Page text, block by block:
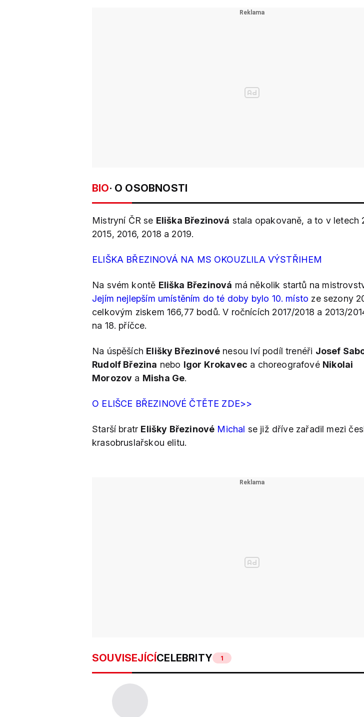
BIO· O OSOBNOSTI
Mistryní ČR se Eliška Březinová stala opakovaně, a to v letech
2015, 2016, 2018 a 2019.
ELIŠKA BŘEZINOVÁ NA MS OKOUZLILA VÝSTŘIHEM
Na svém kontě Eliška Březinová má několik startů na
Jejím nejlepším umístěním do té doby bylo 10. místo ze sezony
celkovým ziskem 166,77 bodů. V ročnících 2017/2018 a 2013/
na 18. příčce.
Na úspěších Elišky Březinové nesou lví podíl trenéři Josef
Rudolf Březina nebo Igor Krokavec a choreografové Nikolai
Morozov a Misha Ge.
O ELIŠCE BŘEZINOVÉ ČTĚTE ZDE>>
Starší bratr Elišky Březinové Michal se již dříve zařadil mezi
krasobruslařskou elitu.
SOUVISEJÍCÍCELEBRITY 1